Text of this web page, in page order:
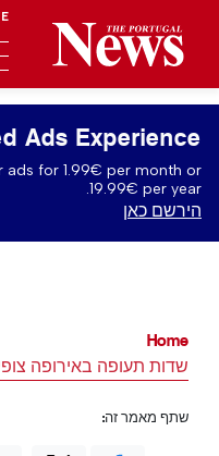
Ads Experience
ads for 1.99€ per month or
19.99€ per year.
הירשם כאן
Home
שדות תעופה באירופה
שתף מאמר זה: